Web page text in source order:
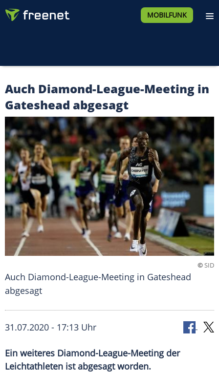
MOBILFUNK
Auch Diamond-League-Meeting in
Gateshead abgesagt
©SID
Auch Diamond-League-Meeting in Gateshead
abgesagt
31.07.2020 - 17:13 Uhr
Ein weiteres Diamond-League-Meeting der
Leichtathleten ist abgesagt worden.